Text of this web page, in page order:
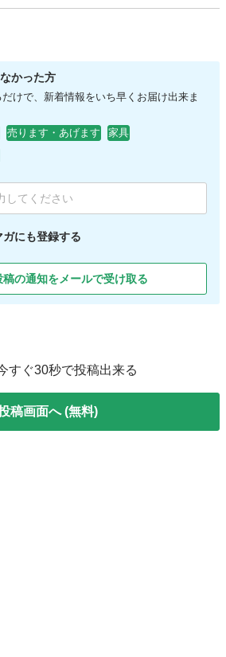
かった方
けで、新着情報をいち早くお届け出来ま
売ります・あげます
家具
にも登録する
稿の通知をメールで受け取る
すぐ30秒で投稿出来る
稿画面へ (無料)